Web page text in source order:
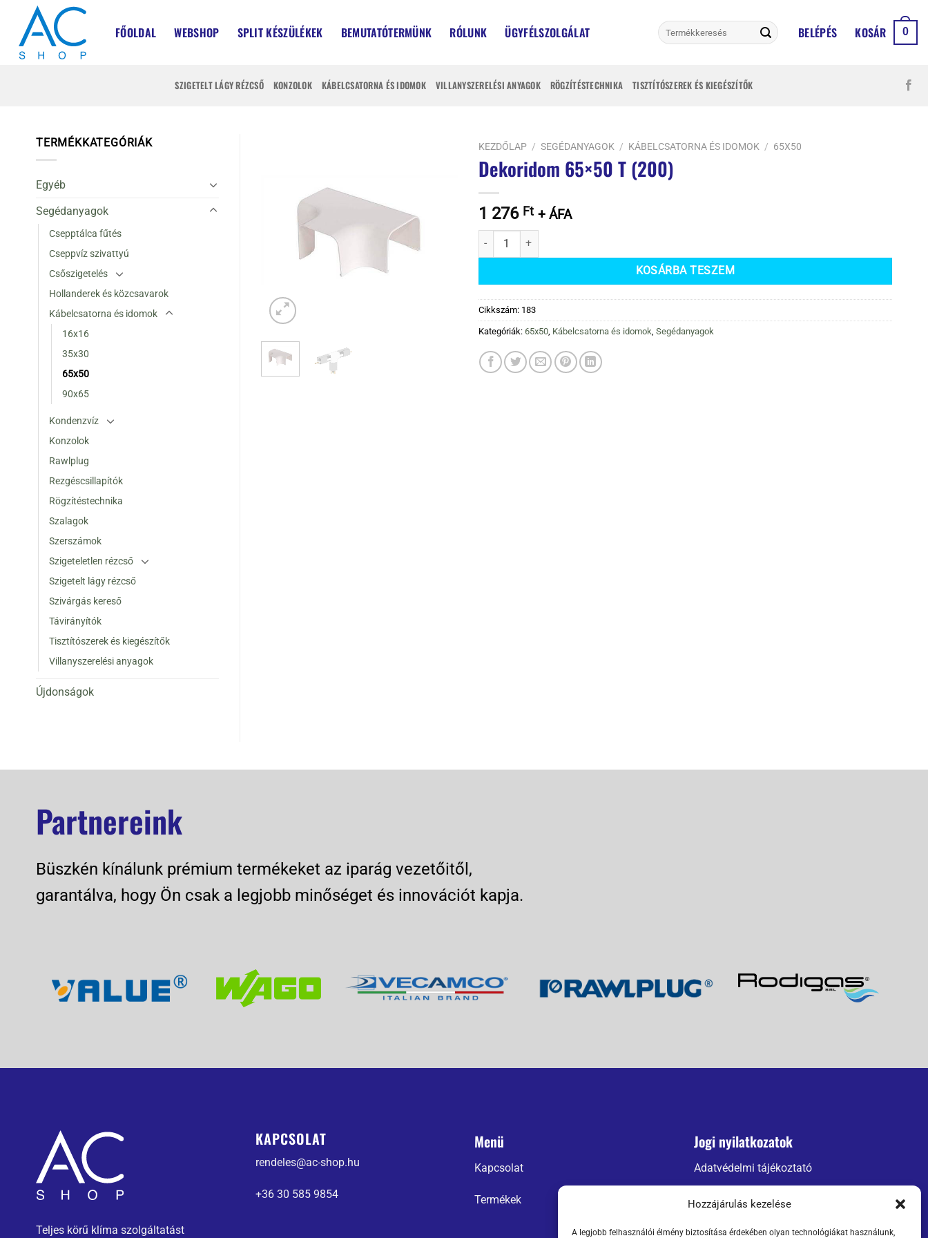
Hozzájárulás kezelése
A legjobb felhasználói élmény biztosítása érdekében olyan technológiákat használunk,
content
FŐOLDAL WEBSHOP SPLIT KÉSZÜLÉKEK BEMUTATÓTERMÜNK RÓLUNK ÜGYFÉLSZOLGÁLAT
Keresés
a
BELÉPÉS KOSÁR 0
SZIGETELT LÁGY RÉZCSŐ KONZOLOK KÁBELCSATORNA ÉS IDOMOK VILLANYSZERELÉSI ANYAGOK RÖGZÍTÉSTECHNIKA TISZTÍTÓSZEREK ÉS KIEGÉSZÍTŐK
TERMÉKKATEGÓRIÁK
Egyéb
Segédanyagok
Csepptálca fűtés
Cseppvíz szivattyú
Csőszigetelés
Hollanderek és közcsavarok
Kábelcsatorna és idomok
16x16
35x30
65x50
90x65
Kondenzvíz
Konzolok
Rawlplug
Rezgéscsillapítók
Rögzítéstechnika
Szalagok
Szerszámok
Szigeteletlen rézcső
Szigetelt lágy rézcső
Szivárgás kereső
Távirányítók
Tisztítószerek és kiegészítők
Villanyszerelési anyagok
Újdonságok
KEZDŐLAP / SEGÉDANYAGOK / KÁBELCSATORNA ÉS IDOMOK / 65X50
Dekoridom 65×50 T (200)
1 276 Ft + ÁFA
Dekoridom 65x50 T (200) mennyiség
KOSÁRBA TESZEM
Cikkszám: 183
Kategóriák: 65x50, Kábelcsatorna és idomok Segédanyagok
Partnereink
Büszkén kínálunk prémium termékeket az iparág vezetőitől,
garantálva, hogy Ön csak a legjobb minőséget és innovációt kapja.
Teljes körű klíma szolgáltatást
KAPCSOLAT
rendeles@ac-shop.hu
+36 30 585 9854
Menü
Kapcsolat
Termékek
Jogi nyilatkozatok
Adatvédelmi tájékoztató
ÁSZF
Szállítási információk